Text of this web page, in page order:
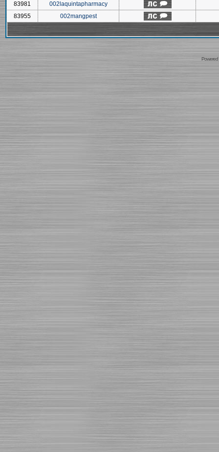
83981
002laquintapharmacy
83955
002mangpest